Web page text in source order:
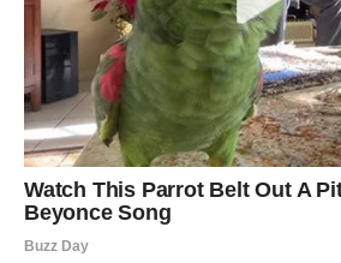
nekoga novog ko ulazi naglo, ali
ili kroz povratak osobe koja sada
spremnija.
Škorpije će osetiti magnetizam. Ne
mentalni, emotivni, karmički. Kao da